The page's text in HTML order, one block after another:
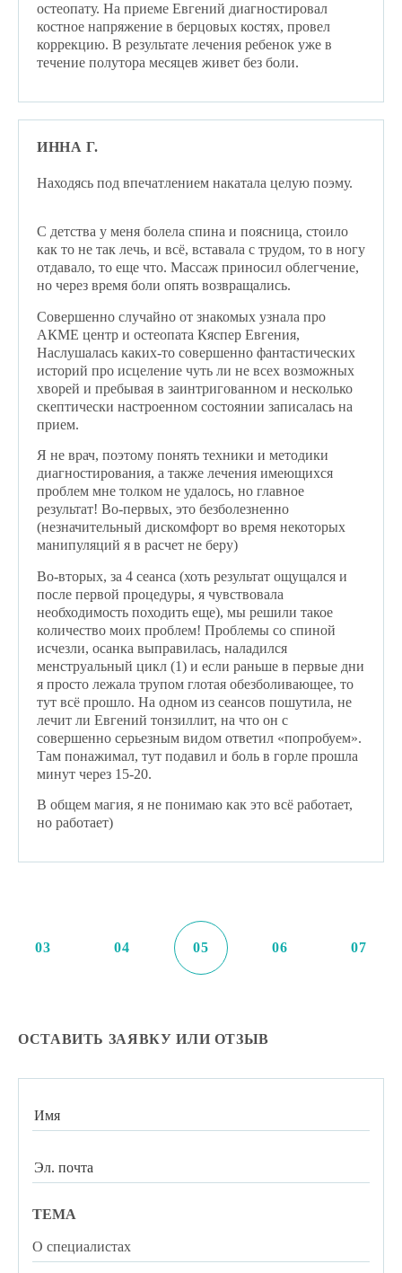
остеопату. На приеме Евгений диагностировал
костное напряжение в берцовых костях, провел
коррекцию. В результате лечения ребенок уже в
течение полутора месяцев живет без боли.
ИННА Г.
Находясь под впечатлением накатала целую поэму.
С детства у меня болела спина и поясница, стоило
как то не так лечь, и всё, вставала с трудом, то в ногу
отдавало, то еще что. Массаж приносил облегчение,
но через время боли опять возвращались.
Совершенно случайно от знакомых узнала про
АКМЕ центр и остеопата Кяспер Евгения,
Наслушалась каких-то совершенно фантастических
историй про исцеление чуть ли не всех возможных
хворей и пребывая в заинтригованном и несколько
скептически настроенном состоянии записалась на
прием.
Я не врач, поэтому понять техники и методики
диагностирования, а также лечения имеющихся
проблем мне толком не удалось, но главное
результат! Во-первых, это безболезненно
(незначительный дискомфорт во время некоторых
манипуляций я в расчет не беру)
Во-вторых, за 4 сеанса (хоть результат ощущался и
после первой процедуры, я чувствовала
необходимость походить еще), мы решили такое
количество моих проблем! Проблемы со спиной
исчезли, осанка выправилась, наладился
менструальный цикл (1) и если раньше в первые дни
я просто лежала трупом глотая обезболивающее, то
тут всё прошло. На одном из сеансов пошутила, не
лечит ли Евгений тонзиллит, на что он с
совершенно серьезным видом ответил «попробуем».
Там понажимал, тут подавил и боль в горле прошла
минут через 15-20.
В общем магия, я не понимаю как это всё работает,
но работает)
03 04 05 06 07
ОСТАВИТЬ ЗАЯВКУ ИЛИ ОТЗЫВ
ТЕМА